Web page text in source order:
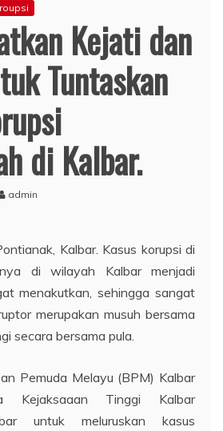
Kejati dan
Tuntaskan
di Kalbar.
admin
Kalbar. Kasus korupsi di
di wilayah Kalbar menjadi
menakutkan, sehingga sangat
merupakan musuh bersama
secara bersama pula.
Pemuda Melayu (BPM) Kalbar
Kejaksaaan Tinggi Kalbar
untuk meluruskan kasus